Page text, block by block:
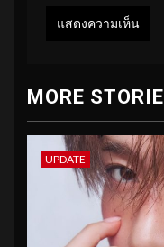
MORE
UPDATE